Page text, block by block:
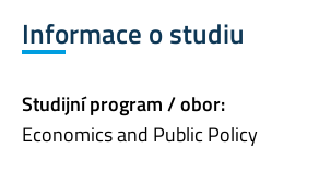
Informace o studiu
Studijní program / obor:
Economics and Public Policy